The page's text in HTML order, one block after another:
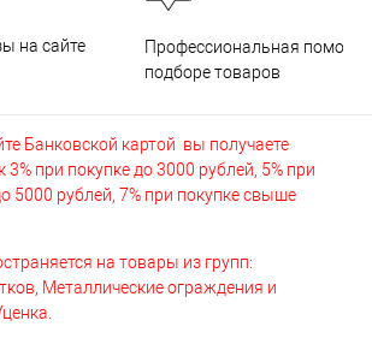
на сайте
Профессиональная помощь
подборе товаров
Банковской картой вы получаете
3% при покупке до 3000 рублей, 5% при
5000 рублей, 7% при покупке свыше
на товары из групп:
Металлические ограждения и